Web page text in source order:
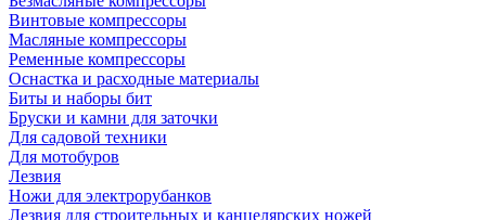
Винтовые компрессоры
Масляные компрессоры
Ременные компрессоры
Оснастка и расходные материалы
Биты и наборы бит
Бруски и камни для заточки
Для садовой техники
Для мотобуров
Лезвия
Ножи для электрорубанков
Лезвия для строительных и канцелярских ножей